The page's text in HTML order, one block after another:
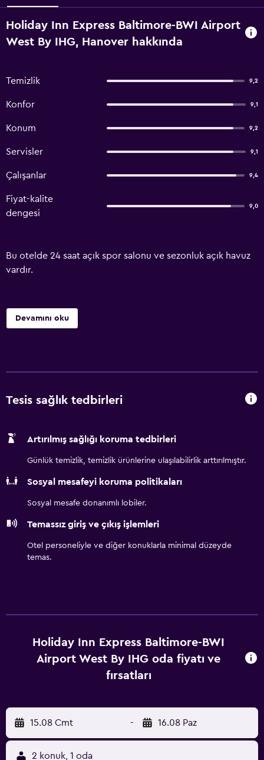
Holiday Inn Express Baltimore-BWI Airport
West By IHG, Hanover hakkında
Temizlik 9,2
Konfor 9,1
Konum 9,2
Servisler 9,1
Çalışanlar 9,4
Fiyat-kalite
dengesi
9,0
Bu otelde 24 saat açık spor salonu ve sezonluk açık havuz
vardır.
Devamını oku
Tesis sağlık tedbirleri
Artırılmış sağlığı koruma tedbirleri
Günlük temizlik, temizlik ürünlerine ulaşılabilirlik arttırılmıştır.
Sosyal mesafeyi koruma politikaları
Sosyal mesafe donanımlı lobiler.
Temassız giriş ve çıkış işlemleri
Otel personeliyle ve diğer konuklarla minimal düzeyde
temas.
Holiday Inn Express Baltimore-BWI
Airport West By IHG oda fiyatı ve
fırsatları
15.08 Cmt - 16.08 Paz
2 konuk, 1 oda